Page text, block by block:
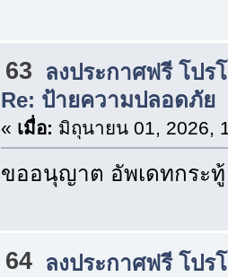
63
ลงประกาศฟรี โป
Re: ป้ายความปลอดภัย
« เมื่อ: มิถุนายน 01, 2026,
ขออนุญาต อัพเดทกระทู้
64 ลงประกาศฟรี โป